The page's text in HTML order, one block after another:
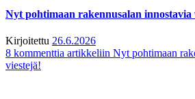
Nyt pohtimaan rakennusalan innostavia
Kirjoitettu 26.6.2026
8 kommenttia artikkeliin Nyt pohtimaan
viestejä!